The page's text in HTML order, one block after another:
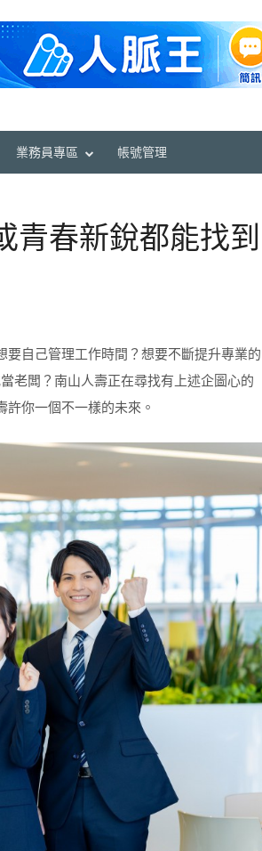
業務員專區 帳號管理
青春新銳都能找到
自己管理工作時間？想要不斷提升專業的
老闆？南山人壽正在尋找有上述企圖心的
你一個不一樣的未來。